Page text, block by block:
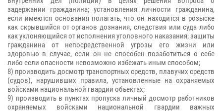
задержании гражданина; установления личности гражданина,
если имеются основания полагать, что он находится в розыске
как скрывшийся от органов дознания, следствия или суда либо
как уклоняющийся от исполнения уголовного наказания; защиты
гражданина от непосредственной угрозы его жизни или
здоровью в случае, если он не способен позаботиться о себе
либо если опасности невозможно избежать иным способом;
8) производить досмотр транспортных средств, плавучих средств
(судов), нарушивших правила, установленные на охраняемых
войсками национальной гвардии объектах;
9) производить в пунктах пропуска личный досмотр работников
охраняемых войсками национальной гвардии важных